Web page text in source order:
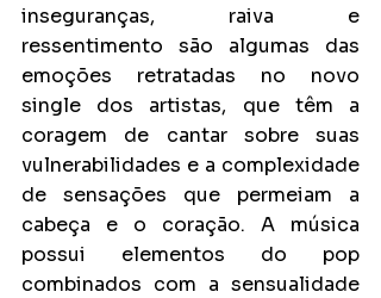
inseguranças, raiva e
ressentimento são algumas das
emoções retratadas no novo
single dos artistas, que têm a
coragem de cantar sobre suas
vulnerabilidades e a complexidade
de sensações que permeiam a
cabeça e o coração. A música
possui elementos do pop
combinados com a sensualidade